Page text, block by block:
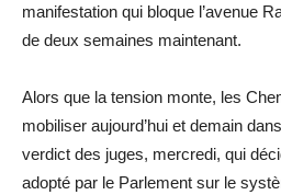
manifestation qui bloque l’avenue
de deux semaines maintenant.
Alors que la tension monte, les
mobiliser aujourd’hui et demain
verdict des juges, mercredi, qui
adopté par le Parlement sur le